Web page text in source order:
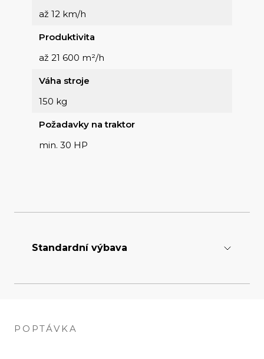
až 12 km/h
Produktivita
až 21 600 m²/h
Váha stroje
150 kg
Požadavky na traktor
min. 30 HP
Standardní výbava
Tříbodý závěs
POPTÁVKA